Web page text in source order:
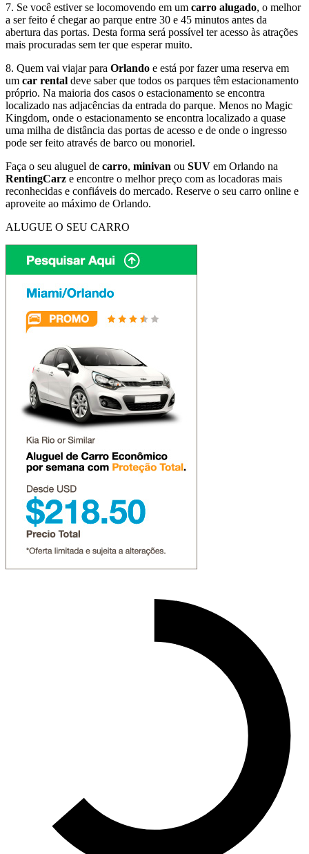
7. Se você estiver se locomovendo em um carro alugado, o melhor
a ser feito é chegar ao parque entre 30 e 45 minutos antes da
abertura das portas. Desta forma será possível ter acesso às atrações
mais procuradas sem ter que esperar muito.
8. Quem vai viajar para Orlando e está por fazer uma reserva em
um car rental deve saber que todos os parques têm estacionamento
próprio. Na maioria dos casos o estacionamento se encontra
localizado nas adjacências da entrada do parque. Menos no Magic
Kingdom, onde o estacionamento se encontra localizado a quase
uma milha de distância das portas de acesso e de onde o ingresso
pode ser feito através de barco ou monoriel.
Faça o seu aluguel de carro, minivan ou SUV em Orlando na
RentingCarz e encontre o melhor preço com as locadoras mais
reconhecidas e confiáveis do mercado. Reserve o seu carro online e
aproveite ao máximo de Orlando.
ALUGUE O SEU CARRO